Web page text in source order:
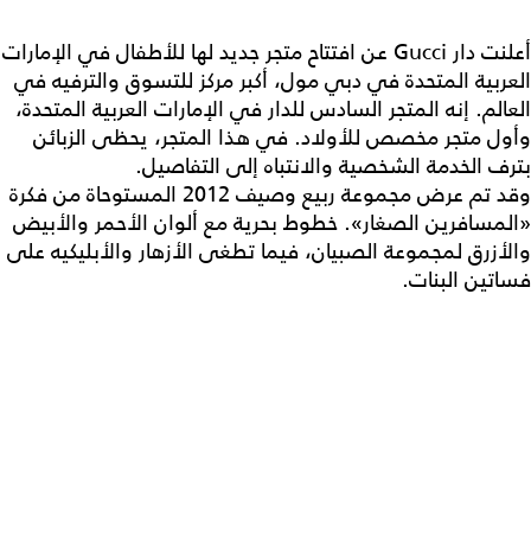
أعلنت دار Gucci عن افتتاح متجر جديد لها للأطفال في الإمارات
العربية المتحدة في دبي مول، أكبر مركز للتسوق والترفيه في
العالم. إنه المتجر السادس للدار في الإمارات العربية المتحدة،
وأول متجر مخصص للأولاد. في هذا المتجر، يحظى الزبائن
بترف الخدمة الشخصية والانتباه إلى التفاصيل.
وقد تم عرض مجموعة ربيع وصيف 2012 المستوحاة من فكرة
«المسافرين الصغار». خطوط بحرية مع ألوان الأحمر والأبيض
والأزرق لمجموعة الصبيان، فيما تطغى الأزهار والأبليكيه على
فساتين البنات.